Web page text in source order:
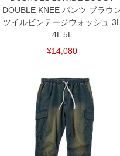
出荷まで約1週間～20日間程お時間を
尚、裾上げした商品は返品・交換不可
一部、お直しに対応出来ない商品がご
いている、極端なデザインが施されて
ンピュータ画面）によって、商品の
※当店での掲載商品は、実店鋪と在
舗からのお取り寄せ等により、お客
す。そのようなことがない様最大限
連絡させて頂きますので予めご了承く
DOUBLE KNEE パンツ ブラウ
ツイルビンテージウォッシュ
4L 5L
¥14,080